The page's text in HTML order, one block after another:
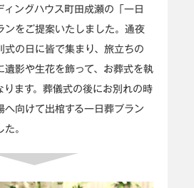
ィングハウス町田成瀬の「一日
ンをご提案いたしました。通夜
式の日に皆で集まり、旅立ちの
遺影や生花を飾って、お葬式を執
ります。葬儀式の後にお別れの時
へ向けて出棺する一日葬プラン
。